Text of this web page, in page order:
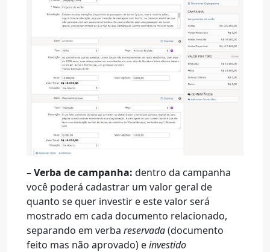
– Verba de campanha: dentro da campanha
você poderá cadastrar um valor geral de
quanto se quer investir e este valor será
mostrado em cada documento relacionado,
separando em verba reservada(documento
feito mas não aprovado) einvestido